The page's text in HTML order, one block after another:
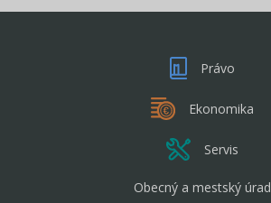
Právo
Ekonomika
Servis
Obecný a mestský úrad